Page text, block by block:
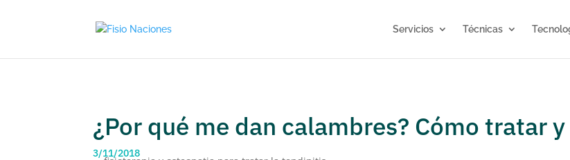
Servicios Técnicas
¿Por qué me dan calambres? Cómo tratar
3/11/2018